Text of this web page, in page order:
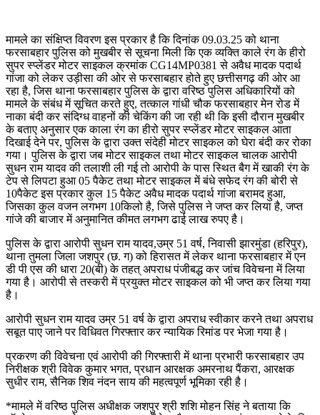
मामले का संक्षिप्त विवरण इस प्रकार है कि दिनांक 09.03.25 को थाना
फरसाबहार पुलिस को मुखबीर से सूचना मिली कि एक व्यक्ति काले रंग के हीरो
सुपर स्प्लेंडर मोटर साइकल क्रमांक CG14MP0381 से अवैध मादक पदार्थ
गांजा को लेकर उड़ीसा की ओर से फरसाबहार होते हुए छत्तीसगढ़ की ओर आ
रहा है, जिस थाना फरसाबहार पुलिस के द्वारा वरिष्ठ पुलिस अधिकारियों को
मामले के संबंध में सूचित करते हुए, तत्काल गांधी चौक फरसाबहार मेन रोड में
नाका बंदी कर संदिग्ध वाहनों की चेकिंग की जा रही थी कि इसी दौरान मुखबीर
के बताए अनुसार एक काला रंग का हीरो सुपर स्प्लेंडर मोटर साइकल आता
दिखाई देने पर, पुलिस के द्वारा उक्त संदेही मोटर साइकल को घेरा बंदी कर रोका
गया। पुलिस के द्वारा जब मोटर साइकल तथा मोटर साइकल चालक आरोपी
सुधन राम यादव की तलाशी ली गई तो आरोपी के पास स्थित बैग में खाकी रंग के
टेप से लिपटा हुआ 05 पैकेट तथा मोटर साइकल में बंधे सफेद रंग की बोरी से
10पैकेट इस प्रकार कुल 15 पैकेट अवैध मादक पदार्थ गांजा बरामद हुआ,
जिसका कुल वजन लगभग 10किलो है, जिसे पुलिस ने जप्त कर लिया है, जप्त
गांजे की बाजार में अनुमानित कीमत लगभग ढाई लाख रुपए है।
पुलिस के द्वारा आरोपी सुधन राम यादव,उम्र 51 वर्ष, निवासी झारमुंडा (हरिपुर),
थाना तुमला जिला जशपुर (छ. ग) को हिरासत में लेकर थाना फरसाबहार में एन
डी पी एस की धारा 20(बी) के तहत् अपराध पंजीबद्ध कर जांच विवेचना में लिया
गया है। आरोपी से तस्करी में प्रयुक्त मोटर साइकल को भी जप्त कर लिया गया
है।
आरोपी सुधन राम यादव उम्र 51 वर्ष के द्वारा अपराध स्वीकार करने तथा अपराध
सबूत पाए जाने पर विधिवत गिरफ्तार कर न्यायिक रिमांड पर भेजा गया है।
प्रकरण की विवेचना एवं आरोपी की गिरफ्तारी में थाना प्रभारी फरसाबहार उप
निरीक्षक श्री विवेक कुमार भगत, प्रधान आरक्षक अमरनाथ पैंकरा, आरक्षक
सुधीर राम, सैनिक शिव नंदन साय की महत्वपूर्ण भूमिका रही है।
*मामले में वरिष्ठ पुलिस अधीक्षक जशपुर श्री शशि मोहन सिंह ने बताया कि